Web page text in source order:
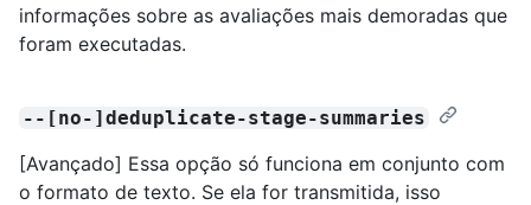
informações sobre as avaliações mais demoradas que
foram executadas.
--[no-]deduplicate-stage-summaries
[Avançado] Essa opção só funciona em conjunto com
o formato de texto. Se ela for transmitida, isso